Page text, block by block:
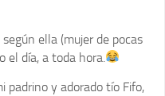
ella (mujer de pocas
el día, a toda hora.
padrino y adorado tío Fifo,